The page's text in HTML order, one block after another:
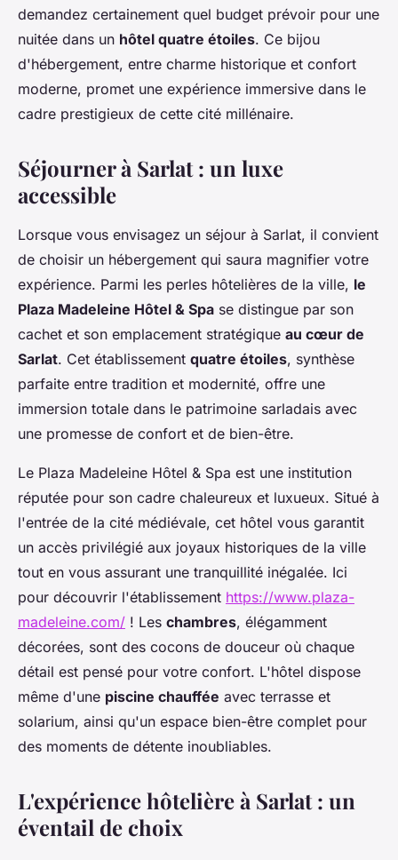
Laura•20 janvier 2024•2 min de lecture
demandez certainement quel budget prévoir pour une
nuitée dans un hôtel quatre étoiles. Ce bijou
d'hébergement, entre charme historique et confort
moderne, promet une expérience immersive dans le
cadre prestigieux de cette cité millénaire.
Séjourner à Sarlat : un luxe
accessible
Lorsque vous envisagez un séjour à Sarlat, il convient
de choisir un hébergement qui saura magnifier votre
expérience. Parmi les perles hôtelières de la ville, le
Plaza Madeleine Hôtel & Spa se distingue par son
cachet et son emplacement stratégique au cœur de
Sarlat. Cet établissement quatre étoiles, synthèse
parfaite entre tradition et modernité, offre une
immersion totale dans le patrimoine sarladais avec
une promesse de confort et de bien-être.
Le Plaza Madeleine Hôtel & Spa est une institution
réputée pour son cadre chaleureux et luxueux. Situé à
l'entrée de la cité médiévale, cet hôtel vous garantit
un accès privilégié aux joyaux historiques de la ville
tout en vous assurant une tranquillité inégalée. Ici
pour découvrir l'établissement https://www.plaza-
madeleine.com/ ! Les chambres, élégamment
décorées, sont des cocons de douceur où chaque
détail est pensé pour votre confort. L'hôtel dispose
même d'une piscine chauffée avec terrasse et
solarium, ainsi qu'un espace bien-être complet pour
des moments de détente inoubliables.
L'expérience hôtelière à Sarlat : un
éventail de choix